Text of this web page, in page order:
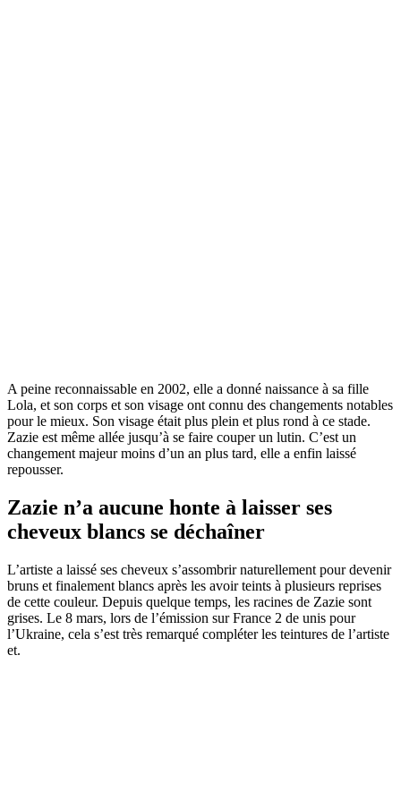
A peine reconnaissable en 2002, elle a donné naissance à sa fille
Lola, et son corps et son visage ont connu des changements notables
pour le mieux. Son visage était plus plein et plus rond à ce stade.
Zazie est même allée jusqu’à se faire couper un lutin. C’est un
changement majeur moins d’un an plus tard, elle a enfin laissé
repousser.
Zazie n’a aucune honte à laisser ses
cheveux blancs se déchaîner
L’artiste a laissé ses cheveux s’assombrir naturellement pour devenir
bruns et finalement blancs après les avoir teints à plusieurs reprises
de cette couleur. Depuis quelque temps, les racines de Zazie sont
grises. Le 8 mars, lors de l’émission sur France 2 de unis pour
l’Ukraine, cela s’est très remarqué compléter les teintures de l’artiste
et.